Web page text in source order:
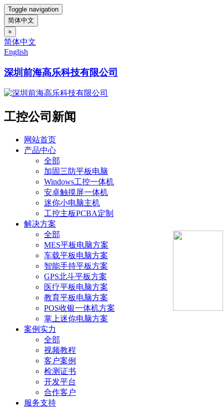
Toggle navigation
简体中文
×
简体中文
English
深圳前海高乐科技有限公司
工控公司新闻
网站首页
产品中心
全部
加固三防平板电脑
Windows工控一体机
安卓触摸屏一体机
迷你小电脑主机
工控主板PCBA定制
解决方案
全部
MES平板电脑方案
车载平板电脑方案
智能手持平板方案
GPS北斗平板方案
医疗平板电脑方案
教育平板电脑方案
POS收银一体机方案
掌上迷你电脑方案
案例实力
全部
视频教程
客户案例
检测证书
开发平台
合作客户
服务支持